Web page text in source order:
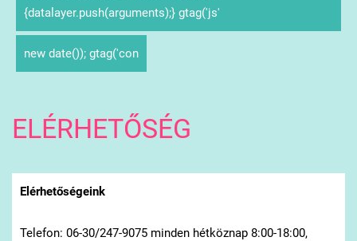
{datalayer.push(arguments);} gtag('js'
new date()); gtag('con
ELÉRHETŐSÉG
Elérhetőségeink
Telefon: 06-30/247-9075 minden hétköznap 8:00-18:00,